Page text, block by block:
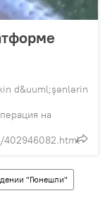
d&uuml;şənlərin
на
"Гюнешли"